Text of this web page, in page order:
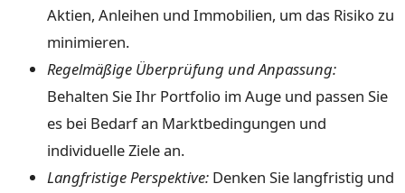
Aktien, Anleihen und Immobilien, um das Risiko zu
minimieren.
Regelmäßige Überprüfung und Anpassung:
Behalten Sie Ihr Portfolio im Auge und passen Sie
es bei Bedarf an Marktbedingungen und
individuelle Ziele an.
Langfristige Perspektive: Denken Sie langfristig und